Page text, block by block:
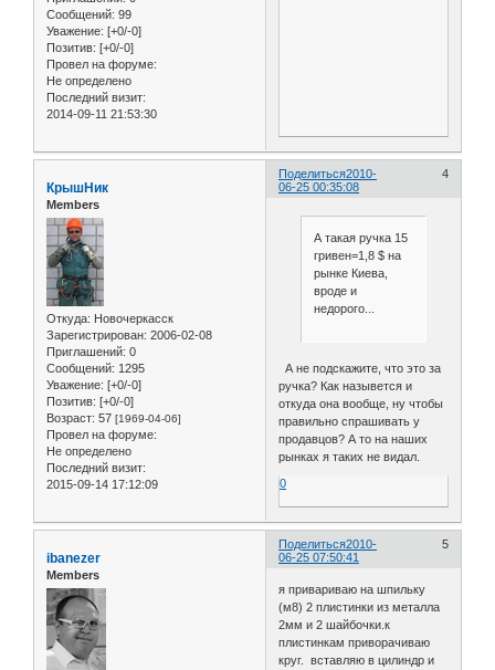
Сообщений: 99
Уважение: [+0/-0]
Позитив: [+0/-0]
Провел на форуме:
Не определено
Последний визит:
2014-09-11 21:53:30
Поделиться 4
2010-
06-25 00:35:08
КрышНик
Members
Откуда: Новочеркасск
Зарегистрирован: 2006-02-08
Приглашений: 0
Сообщений: 1295
Уважение: [+0/-0]
Позитив: [+0/-0]
Возраст: 57 [1969-04-06]
Провел на форуме:
Не определено
Последний визит:
2015-09-14 17:12:09
А такая ручка 15
гривен=1,8 $ на
рынке Киева,
вроде и
недорого...
А не подскажите, что это за
ручка? Как назывется и
откуда она вообще, ну чтобы
правильно спрашивать у
продавцов? А то на наших
рынках я таких не видал.
0
Поделиться 5
2010-
06-25 07:50:41
ibanezer
Members
я привариваю на шпильку
(м8) 2 плистинки из металла
2мм и 2 шайбочки.к
плистинкам приворачиваю
круг. вставляю в цилиндр и